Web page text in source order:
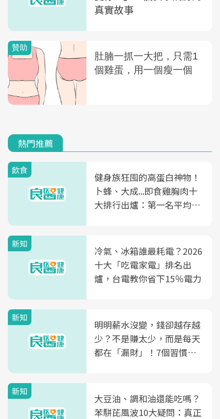
真實故事
熱門推薦
飲食
健身族狂囤的高蛋白神物！
卜蜂、大成...即食雞胸肉十
大排行出爐：第一名平均一
新知
冷氣、冰箱誰最耗電？2026
十大「吃電家電」排名出
爐，台電教你省下15％電力
新知
明明薪水沒變，錢卻越存越
少？不是賺太少，而是每天
都在「漏財」！7個習慣一
新知
大豆油、調和油還能吃嗎？
苯駢芘風波10大疑問：真正